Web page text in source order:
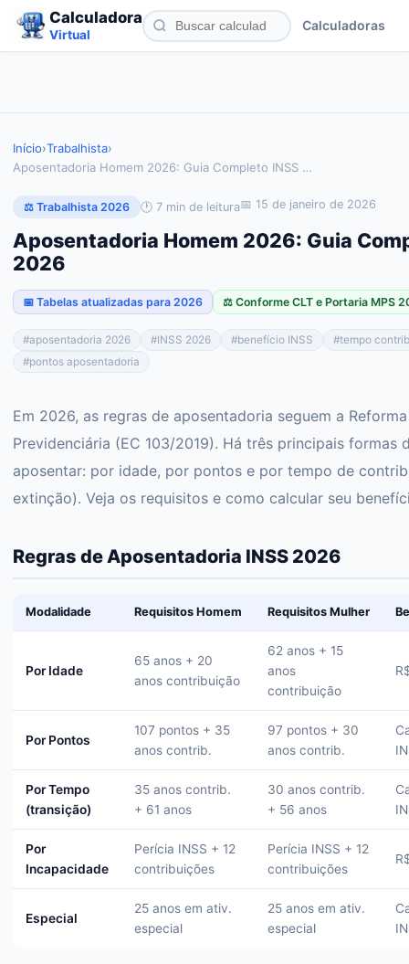
Calculadora
Virtual
Calculadoras
Início›Trabalhista›
Aposentadoria Homem 2026: Guia Completo INSS …
⚖️ Trabalhista 2026 🕐 7 min de leitura📅 15 de janeiro de 2026
Aposentadoria Homem 2026: Guia
2026
📅 Tabelas atualizadas para 2026 ⚖️ Conforme CLT e Portaria MPS
#aposentadoria 2026 #INSS 2026 #benefício INSS #tempo
#pontos aposentadoria
Em 2026, as regras de aposentadoria seguem a Reforma
Previdenciária (EC 103/2019). Há três principais formas
aposentar: por idade, por pontos e por tempo de
extinção). Veja os requisitos e como calcular seu
Regras de Aposentadoria INSS 2026
Modalidade Requisitos Homem Requisitos Mulher
Por Idade
65 anos + 20
anos contribuição
62 anos + 15
anos
contribuição
Por Pontos
107 pontos + 35
anos contrib.
97 pontos + 30
anos contrib.
Por Tempo
(transição)
35 anos contrib.
+ 61 anos
30 anos contrib.
+ 56 anos
Por
Incapacidade
Perícia INSS + 12
contribuições
Perícia INSS + 12
contribuições
Especial
25 anos em ativ.
especial
25 anos em ativ.
especial